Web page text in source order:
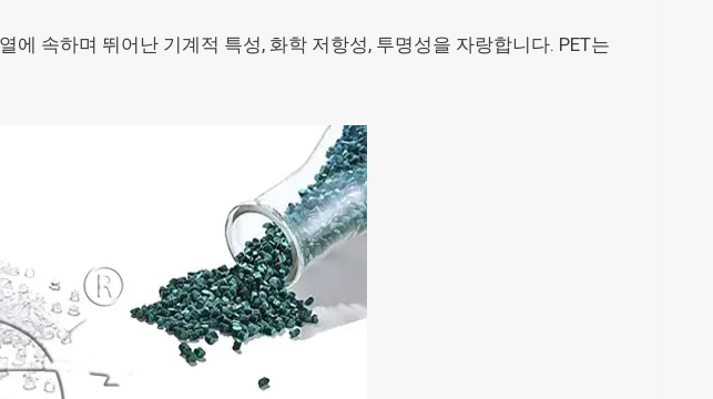
속하며 뛰어난 기계적 특성, 화학 저항성, 투명성을 자랑합니다. PET는